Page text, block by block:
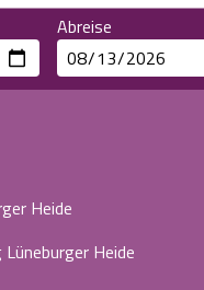
Abreise
Heide
Heide